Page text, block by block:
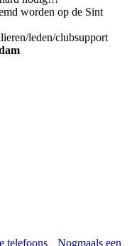
worden op de Sint
leden/clubsupport
telefoons Nogmaals een